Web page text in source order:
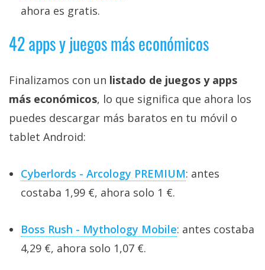
ahora es gratis.
42 apps y juegos más económicos
Finalizamos con un listado de juegos y apps
más económicos, lo que significa que ahora los
puedes descargar más baratos en tu móvil o
tablet Android:
Cyberlords - Arcology PREMIUM: antes
costaba 1,99 €, ahora solo 1 €.
Boss Rush - Mythology Mobile: antes costaba
4,29 €, ahora solo 1,07 €.